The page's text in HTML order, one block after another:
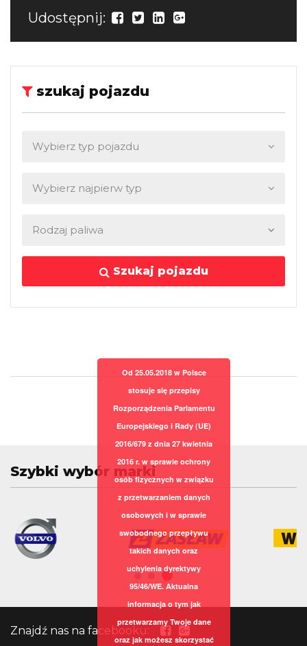
Udostępnij:
szukaj pojazdu
Szukaj pojazdu
Szybki wybór marki
Znajdź nas na facebooku:
Od 25.05.2018 w Polsce
stosuje się przepisy
Rozporządzenia Parlamentu
Europejskiego i Rady (UE)
2016/679 z dnia 27 kwietnia
2016 r. w sprawie ochrony
osób fizycznych w związku
z przetwarzaniem danych
osobowych i w sprawie
swobodnego przepływu
takich danych oraz
uchylenia dyrektywy
95/46/WE. Aktualna
informacja o tym jak
przetwarzamy Twoje dane
oraz jak możesz skorzystać